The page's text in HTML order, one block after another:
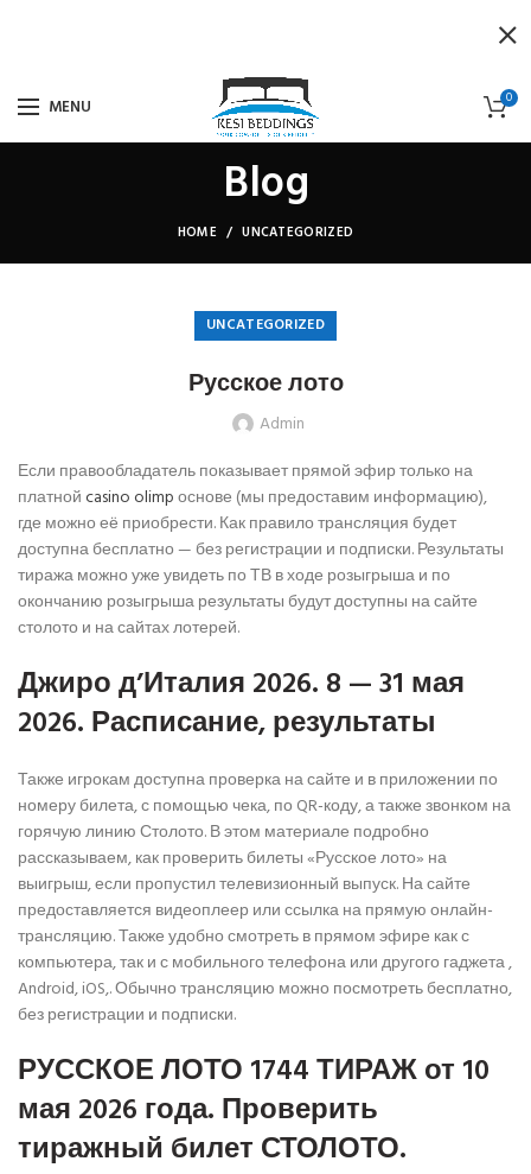
MENU 0
Blog
HOME UNCATEGORIZED
UNCATEGORIZED
Русское лото
Admin
Если правообладатель показывает прямой эфир только на
платнойcasino olimpоснове (мы предоставим информацию),
где можно её приобрести. Как правило трансляция будет
доступна бесплатно — без регистрации и подписки. Результаты
тиража можно уже увидеть по ТВ в ходе розыгрыша и по
окончанию розыгрыша результаты будут доступны на сайте
столото и на сайтах лотерей.
Джиро д’Италия 2026. 8 — 31 мая
2026. Расписание, результаты
Также игрокам доступна проверка на сайте и в приложении по
номеру билета, с помощью чека, по QR-коду, а также звонком на
горячую линию Столото. В этом материале подробно
рассказываем, как проверить билеты «Русское лото» на
выигрыш, если пропустил телевизионный выпуск. На сайте
предоставляется видеоплеер или ссылка на прямую онлайн-
трансляцию. Также удобно смотреть в прямом эфире как с
компьютера, так и с мобильного телефона или другого гаджета ,
Android, iOS,. Обычно трансляцию можно посмотреть бесплатно,
без регистрации и подписки.
РУССКОЕ ЛОТО 1744 ТИРАЖ от 10
мая 2026 года. Проверить
тиражный билет СТОЛОТО.